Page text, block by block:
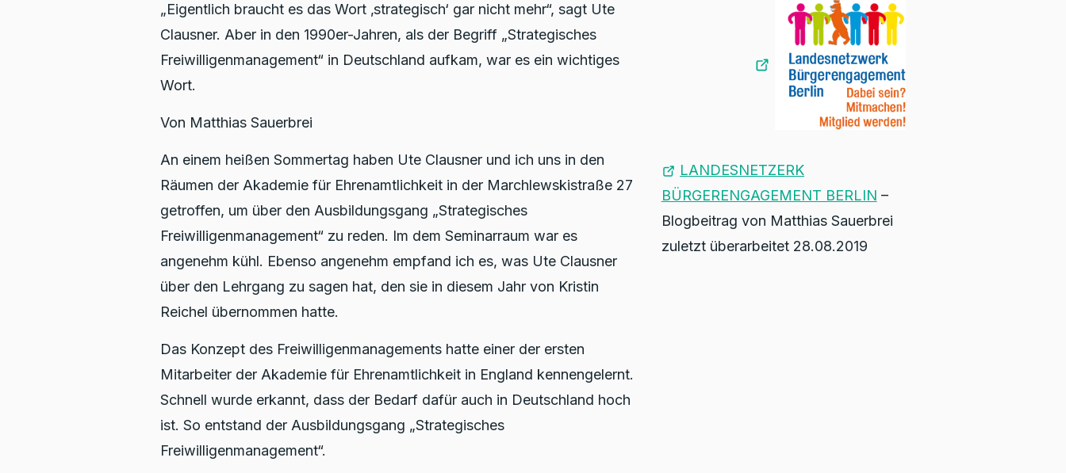
„Eigentlich braucht es das Wort ‚strategisch‘ gar nicht mehr“, sagt Ute
Clausner. Aber in den 1990er-Jahren, als der Begriff „Strategisches
Freiwilligenmanagement“ in Deutschland aufkam, war es ein wichtiges
Wort.
Von Matthias Sauerbrei
An einem heißen Sommertag haben Ute Clausner und ich uns in den
Räumen der Akademie für Ehrenamtlichkeit in der Marchlewskistraße 27
getroffen, um über den Ausbildungsgang „Strategisches
Freiwilligenmanagement“ zu reden. Im dem Seminarraum war es
angenehm kühl. Ebenso angenehm empfand ich es, was Ute Clausner
über den Lehrgang zu sagen hat, den sie in diesem Jahr von Kristin
Reichel übernommen hatte.
Das Konzept des Freiwilligenmanagements hatte einer der ersten
Mitarbeiter der Akademie für Ehrenamtlichkeit in England kennengelernt.
Schnell wurde erkannt, dass der Bedarf dafür auch in Deutschland hoch
ist. So entstand der Ausbildungsgang „Strategisches
Freiwilligenmanagement“.
LANDESNETZERK
BÜRGERENGAGEMENT BERLIN –
Blogbeitrag von Matthias Sauerbrei
zuletzt überarbeitet 28.08.2019